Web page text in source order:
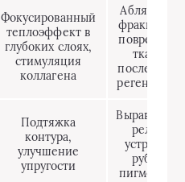
Фокусированный
теплоэффект в
глубоких слоях,
стимуляция
коллагена
Абляция
тканей с
Подтяжка
контура,
улучшение
упругости
рельефа,
рубцов и